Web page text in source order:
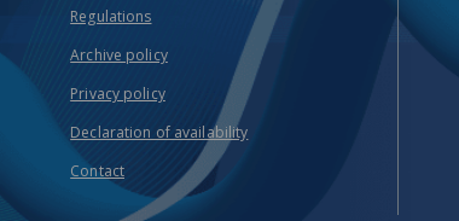
Regulations
Archive policy
Privacy policy
Declaration of availability
Contact